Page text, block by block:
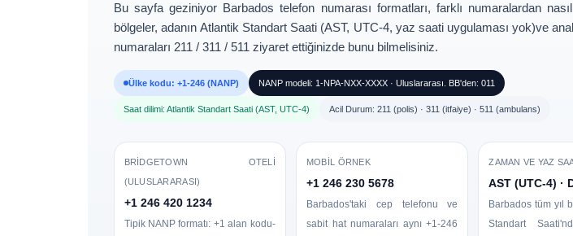
Bu sayfa geziniyor Barbados telefon numarası formatları, farklı numaralardan
bölgeler, adanın Atlantik Standart Saati (AST, UTC-4, yaz saati uygulaması yok)ve
numaraları 211 / 311 / 511 ziyaret ettiğinizde bunu bilmelisiniz.
Ülke kodu: +1-246 (NANP) NANP modeli: 1-NPA-NXX-XXXX · Uluslararası. BB'den: 011
Saat dilimi: Atlantik Standart Saati (AST, UTC-4) Acil Durum: 211 (polis) · 311 (itfaiye) · 511 (ambulans)
BRIDGETOWN OTELI
(ULUSLARARASI)
+1 246 420 1234
Tipik NANP formatı: +1 alan kodu-
MOBIL ÖRNEK
+1 246 230 5678
Barbados'taki cep telefonu ve
sabit hat numaraları aynı +1-246
ZAMAN VE YAZ
AST (UTC-4) ·
Barbados tüm yıl
Standart